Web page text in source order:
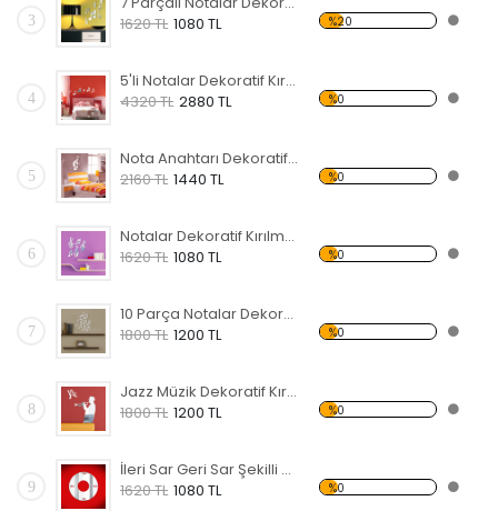
3
1620 TL 1080 TL %20
4
5'li Notalar Dekoratif Kırılmaz Ayna
4320 TL 2880 TL %0
5
Nota Anahtarı Dekoratif Kırılmaz Ayna
2160 TL 1440 TL %0
6
Notalar Dekoratif Kırılmaz Ayna
1620 TL 1080 TL %0
7
10 Parça Notalar Dekoratif Kırılmaz Ayna
1800 TL 1200 TL %0
8
Jazz Müzik Dekoratif Kırılmaz Ayna
1800 TL 1200 TL %0
9
İleri Sar Geri Sar Şekilli Dekoratif Kırılmaz Ayna
1620 TL 1080 TL %0